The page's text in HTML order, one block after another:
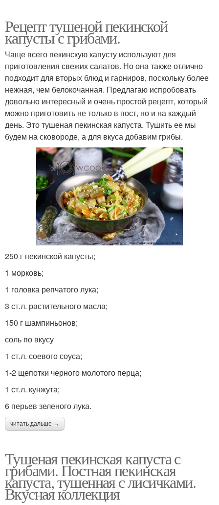
Рецепт тушеной пекинской
капусты с грибами.
Чаще всего пекинскую капусту используют для
приготовления свежих салатов. Но она также отлично
подходит для вторых блюд и гарниров, поскольку более
нежная, чем белокочанная. Предлагаю испробовать
довольно интересный и очень простой рецепт, который
можно приготовить не только в пост, но и на каждый
день. Это тушеная пекинская капуста. Тушить ее мы
будем на сковороде, а для вкуса добавим грибы.
250 г пекинской капусты;
1 морковь;
1 головка репчатого лука;
3 ст.л. растительного масла;
150 г шампиньонов;
соль по вкусу
1 ст.л. соевого соуса;
1-2 щепотки черного молотого перца;
1 ст.л. кунжута;
6 перьев зеленого лука.
читать дальше →
Тушеная пекинская капуста с
грибами. Постная пекинская
капуста, тушенная с лисичками.
Вкусная коллекция